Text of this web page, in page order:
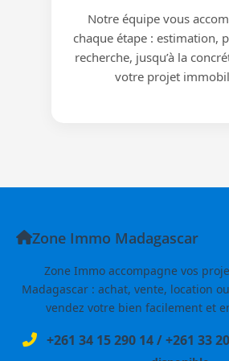
Notre équipe vous
chaque étape : estimation,
recherche, jusqu’à la
votre projet
Zone Immo Madagascar
Zone Immo accompagne vos
Madagascar : achat, vente, location
vendez votre bien facilement et
+261 34 15 290 14/+261 33